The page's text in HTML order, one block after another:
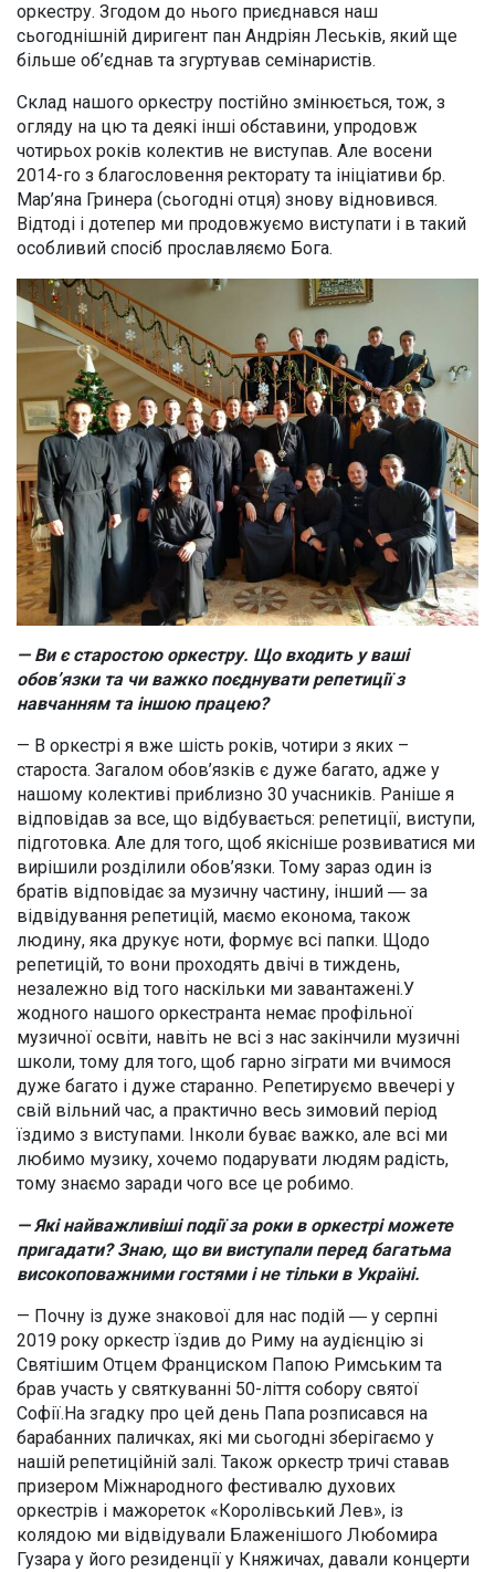
оркестру. Згодом до нього приєднався наш
сьогоднішній диригент пан Андріян Леськів, який ще
більше об’єднав та згуртував семінаристів.
Склад нашого оркестру постійно змінюється, тож, з
огляду на цю та деякі інші обставини, упродовж
чотирьох років колектив не виступав. Але восени
2014-го з благословення ректорату та ініціативи бр.
Мар’яна Гринера (сьогодні отця) знову відновився.
Відтоді і дотепер ми продовжуємо виступати і в такий
особливий спосіб прославляємо Бога.
— Ви є старостою оркестру. Що входить у ваші
обов’язки та чи важко поєднувати репетиції з
навчанням та іншою працею?
— В оркестрі я вже шість років, чотири з яких –
староста. Загалом обов’язків є дуже багато, адже у
нашому колективі приблизно 30 учасників. Раніше я
відповідав за все, що відбувається: репетиції, виступи,
підготовка. Але для того, щоб якісніше розвиватися ми
вирішили розділили обов’язки. Тому зараз один із
братів відповідає за музичну частину, інший ― за
відвідування репетицій, маємо економа, також
людину, яка друкує ноти, формує всі папки. Щодо
репетицій, то вони проходять двічі в тиждень,
незалежно від того наскільки ми завантажені.У
жодного нашого оркестранта немає профільної
музичної освіти, навіть не всі з нас закінчили музичні
школи, тому для того, щоб гарно зіграти ми вчимося
дуже багато і дуже старанно. Репетируємо ввечері у
свій вільний час, а практично весь зимовий період
їздимо з виступами. Інколи буває важко, але всі ми
любимо музику, хочемо подарувати людям радість,
тому знаємо заради чого все це робимо.
— Які найважливіші події за роки в оркестрі можете
пригадати? Знаю, що ви виступали перед багатьма
високоповажними гостями і не тільки в Україні.
— Почну із дуже знакової для нас подій ― у серпні
2019 року оркестр їздив до Риму на аудієнцію зі
Святішим Отцем Франциском Папою Римським та
брав участь у святкуванні 50-ліття собору святої
Софії.На згадку про цей день Папа розписався на
барабанних паличках, які ми сьогодні зберігаємо у
нашій репетиційній залі. Також оркестр тричі ставав
призером Міжнародного фестивалю духових
оркестрів і мажореток «Королівський Лев», із
колядою ми відвідували Блаженішого Любомира
Гузара у його резиденції у Княжичах, давали концерти